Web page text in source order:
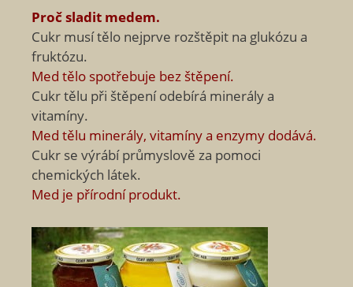
Proč sladit medem.
Cukr musí tělo nejprve rozštěpit na glukózu a
fruktózu.
Med tělo spotřebuje bez štěpení.
Cukr tělu při štěpení odebírá minerály a
vitamíny.
Med tělu minerály, vitamíny a enzymy dodává.
Cukr se výrábí průmyslově za pomoci
chemických látek.
Med je přírodní produkt.